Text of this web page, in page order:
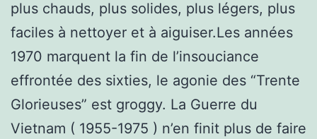
plus chauds, plus solides, plus légers, plus
faciles à nettoyer et à aiguiser.Les années
1970 marquent la fin de l’insouciance
effrontée des sixties, le agonie des “Trente
Glorieuses” est groggy. La Guerre du
Vietnam ( 1955-1975 ) n’en finit plus de faire